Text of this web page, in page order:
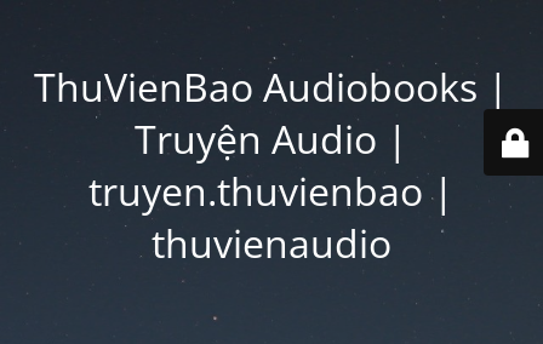
ThuVienBao Audiobooks |
Truyện Audio |
truyen.thuvienbao |
thuvienaudio